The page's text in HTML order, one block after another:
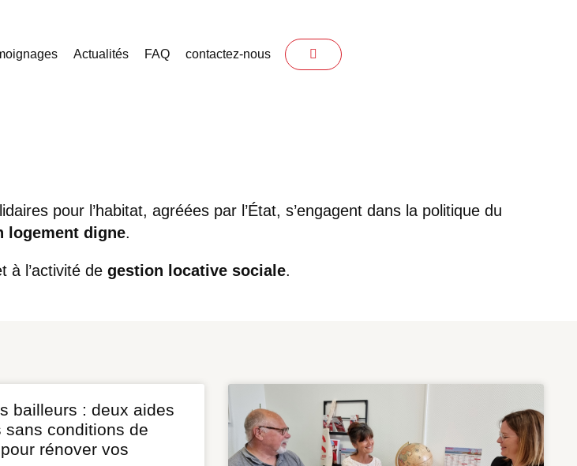
Actualités FAQ contactez-nous
pour l’habitat, agréées par l’État, s’engagent dans la politique du
logement digne.
à l’activité de gestion locative sociale.
bailleurs : deux aides
sans conditions de
rénover vos